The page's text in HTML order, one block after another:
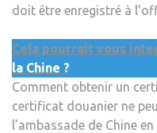
doit être enregistré à
Cela pourrait vous
la Chine ?
Comment obtenir un
certificat douanier ne
l’ambassade de Chine